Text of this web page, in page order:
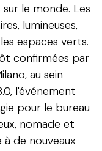
le monde. Les
lumineuses,
espaces verts.
confirmées par
au sein
l'événement
pour le bureau
nomade et
de nouveaux